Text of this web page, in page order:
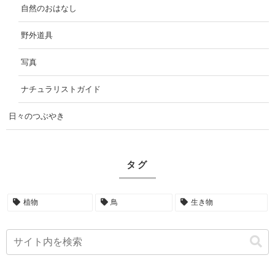
自然のおはなし
野外道具
写真
ナチュラリストガイド
日々のつぶやき
タグ
植物 鳥 生き物